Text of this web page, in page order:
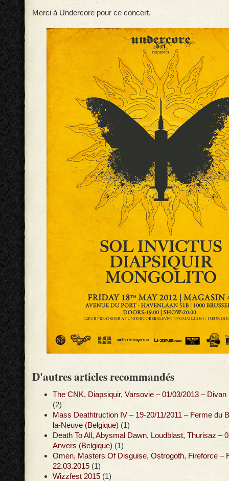
Merci à Undercore pour ce concert.
D'autres articles recommandés
The CNK, Diapsiquir, Varsovie – 01/03/2013 –
(2)
Mass Deathtruction IV – 19-20/11/2011 – Ferme du
la-Neuve (Belgique) (1)
Death To All, Abysmal Dawn, Loudblast, Thurisaz –
Anvers (Belgique) (1)
Omen, Masters Of Disguise, Ostrogoth, Fireforce –
22.03.2015 (1)
Wizzfest 2015 (1)